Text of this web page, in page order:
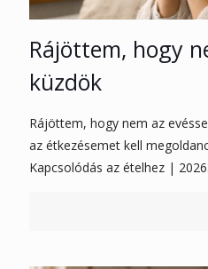
Rájöttem, hogy
küzdök
Rájöttem, hogy nem az
az étkezésemet kell
Kapcsolódás az ételhez |